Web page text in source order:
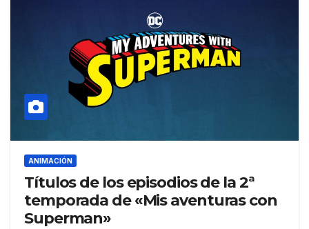
ANIMACIÓN
Títulos de los episodios de la 2ª
temporada de «Mis aventuras con
Superman»